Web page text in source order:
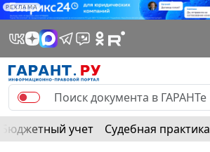
РЕКЛАМА
Бюджетный учет Судебная практика